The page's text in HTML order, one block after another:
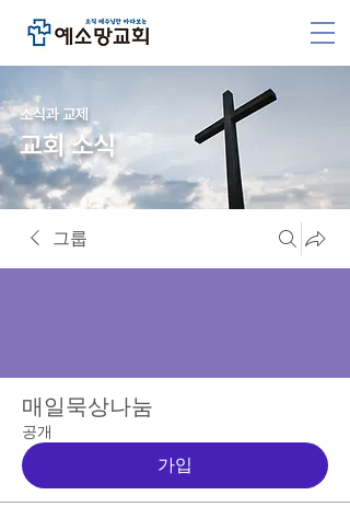
소식과 교제
교회 소식
그룹
매일묵상나눔
공개
가입